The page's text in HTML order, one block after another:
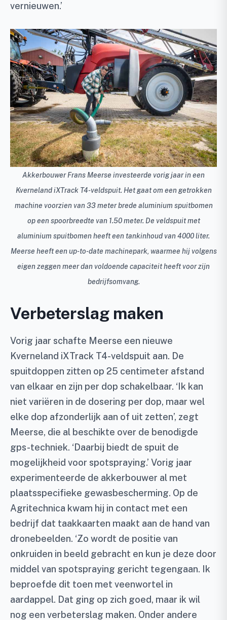
vernieuwen.’
Akkerbouwer Frans Meerse investeerde vorig jaar in een
Kverneland iXTrack T4-veldspuit. Het gaat om een getrokken
machine voorzien van 33 meter brede aluminium spuitbomen
op een spoorbreedte van 1.50 meter. De veldspuit met
aluminium spuitbomen heeft een tankinhoud van 4000 liter.
Meerse heeft een up-to-date machinepark, waarmee hij volgens
eigen zeggen meer dan voldoende capaciteit heeft voor zijn
bedrijfsomvang.
Verbeterslag maken
Vorig jaar schafte Meerse een nieuwe
Kverneland iXTrack T4-veldspuit aan. De
spuitdoppen zitten op 25 centimeter afstand
van elkaar en zijn per dop schakelbaar. ‘Ik kan
niet variëren in de dosering per dop, maar wel
elke dop afzonderlijk aan of uit zetten’, zegt
Meerse, die al beschikte over de benodigde
gps-techniek. ‘Daarbij biedt de spuit de
mogelijkheid voor spotspraying.’ Vorig jaar
experimenteerde de akkerbouwer al met
plaatsspecifieke gewasbescherming. Op de
Agritechnica kwam hij in contact met een
bedrijf dat taakkaarten maakt aan de hand van
dronebeelden. ‘Zo wordt de positie van
onkruiden in beeld gebracht en kun je deze door
middel van spotspraying gericht tegengaan. Ik
beproefde dit toen met veenwortel in
aardappel. Dat ging op zich goed, maar ik wil
nog een verbeterslag maken. Onder andere